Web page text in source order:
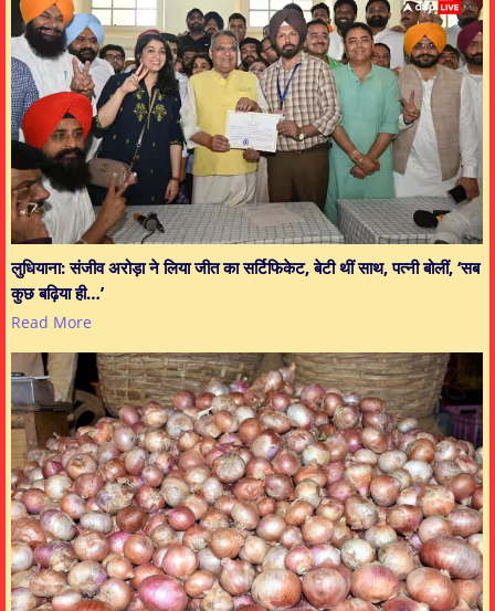
लुधियाना: संजीव अरोड़ा ने लिया जीत का सर्टिफिकेट, बेटी थीं साथ, पत्नी बोलीं, ‘सब
कुछ बढ़िया ही…’
Read More